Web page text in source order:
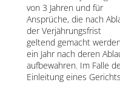
von 3 Jahren und für
Ansprüche, die nach
der Verjährungsfrist
geltend gemacht
ein Jahr nach deren
aufbewahren. Im Falle
Einleitung eines